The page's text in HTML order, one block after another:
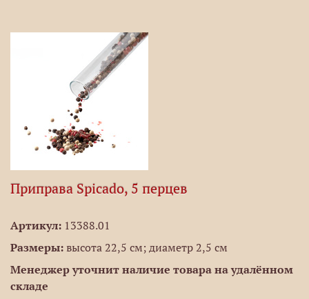
Приправа Spicado, 5 перцев
Артикул: 13388.01
Размеры: высота 22,5 см; диаметр 2,5 см
Менеджер уточнит наличие товара на удалённом
складе